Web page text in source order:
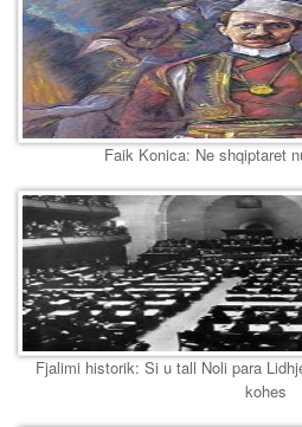
Faik Konica: Ne shqiptaret
Fjalimi historik: Si u tall Noli para
kohes